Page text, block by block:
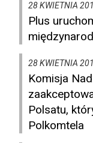
28 KWIETNIA
Plus
28 KWIETNIA
Komisja
Polsatu,
Polkomtela